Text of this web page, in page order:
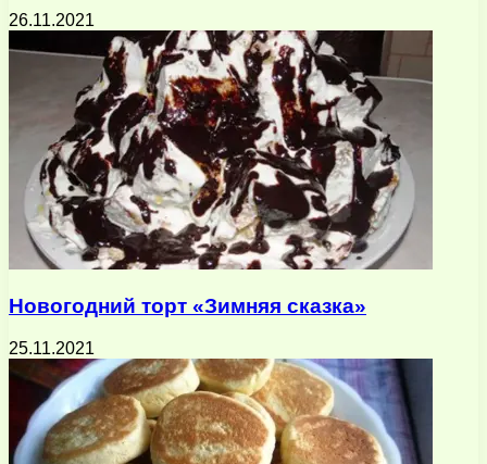
26.11.2021
Новогодний торт «Зимняя сказка»
25.11.2021